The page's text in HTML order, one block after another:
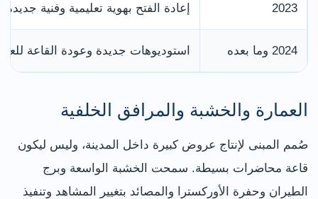
2023 إعادة الفتح بهوية تعليمية وفنية جديدة
2024 وما بعده استوديوهات جديدة وعودة القاعة
العمارة والخشبة والمرافق الخلفية
صُمم المبنى لإنتاج عروض كبيرة داخل المدينة، وليس ليكون
قاعة محاضرات بسيطة. سمحت الخشبة الواسعة وبرج
الطيران وحفرة الأوركسترا والمصائد بتغيير المشاهد وتنفيذ